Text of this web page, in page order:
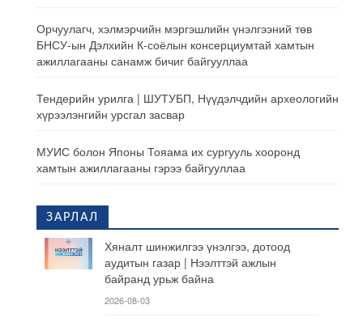
Орчуулагч, хэлмэрчийн мэргэшлийн үнэлгээний төв
БНСУ-ын Дэлхийн К-соёлын консерциумтай хамтын
ажиллагааны санамж бичиг байгууллаа
Тендерийн урилга | ШУТУБП, Нүүдэлчдийн археологийн
хүрээлэнгийн урсгал засвар
МУИС болон Японы Тояама их сургууль хооронд
хамтын ажиллагааны гэрээ байгууллаа
ЗАРЛАЛ
Хяналт шинжилгээ үнэлгээ, дотоод
аудитын газар | Нээлттэй ажлын
байранд урьж байна
2026-08-03